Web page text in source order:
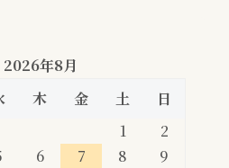
2026年8月
木 金 土
日
1
2
6 7 8
9